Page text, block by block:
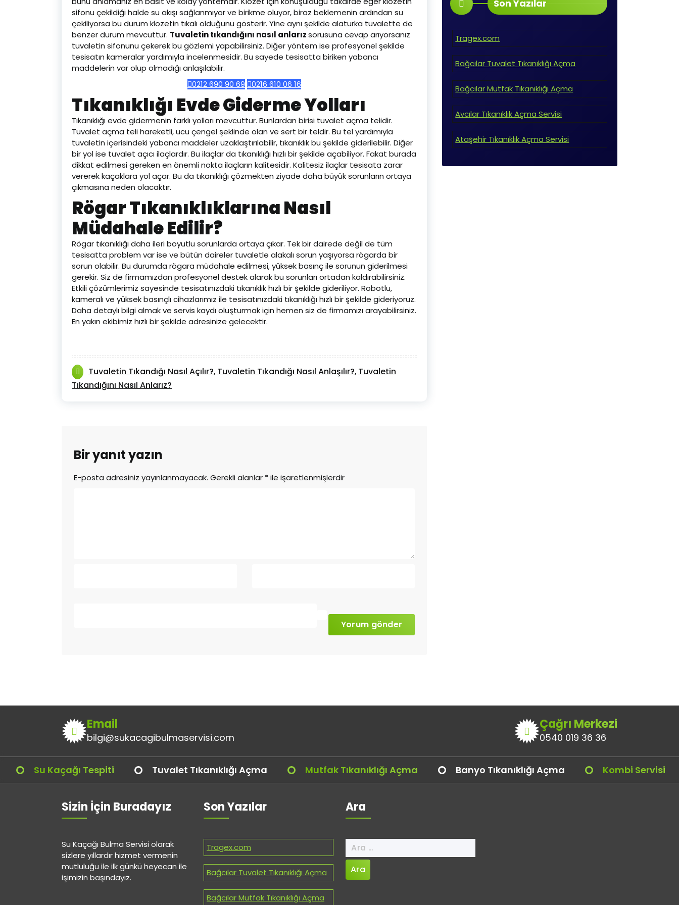
sifonu çekildiği halde su akışı sağlanmıyor ve birikme oluyor, biraz beklemenin ardından su
çekiliyorsa bu durum klozetin tıkalı olduğunu gösterir. Yine aynı şekilde alaturka tuvalette de
benzer durum mevcuttur. Tuvaletin tıkandığını nasıl anlarızsorusuna cevap arıyorsanız
tuvaletin sifonunu çekerek bu gözlemi yapabilirsiniz. Diğer yöntem ise profesyonel şekilde
tesisatın kameralar yardımıyla incelenmesidir. Bu sayede tesisatta biriken yabancı
maddelerin var olup olmadığı anlaşılabilir.
0212 690 90 69
0216 610 06 16
Tıkanıklığı Evde Giderme Yolları
Tıkanıklığı evde gidermenin farklı yolları mevcuttur. Bunlardan birisi tuvalet açma telidir.
Tuvalet açma teli hareketli, ucu çengel şeklinde olan ve sert bir teldir. Bu tel yardımıyla
tuvaletin içerisindeki yabancı maddeler uzaklaştırılabilir, tıkanıklık bu şekilde giderilebilir. Diğer
bir yol ise tuvalet açıcı ilaçlardır. Bu ilaçlar da tıkanıklığı hızlı bir şekilde açabiliyor. Fakat burada
dikkat edilmesi gereken en önemli nokta ilaçların kalitesidir. Kalitesiz ilaçlar tesisata zarar
vererek kaçaklara yol açar. Bu da tıkanıklığı çözmekten ziyade daha büyük sorunların ortaya
çıkmasına neden olacaktır.
Rögar Tıkanıklıklarına Nasıl
Müdahale Edilir?
Rögar tıkanıklığı daha ileri boyutlu sorunlarda ortaya çıkar. Tek bir dairede değil de tüm
tesisatta problem var ise ve bütün daireler tuvaletle alakalı sorun yaşıyorsa rögarda bir
sorun olabilir. Bu durumda rögara müdahale edilmesi, yüksek basınç ile sorunun giderilmesi
gerekir. Siz de firmamızdan profesyonel destek alarak bu sorunları ortadan kaldırabilirsiniz.
Etkili çözümlerimiz sayesinde tesisatınızdaki tıkanıklık hızlı bir şekilde gideriliyor. Robotlu,
kameralı ve yüksek basınçlı cihazlarımız ile tesisatınızdaki tıkanıklığı hızlı bir şekilde gideriyoruz.
Daha detaylı bilgi almak ve servis kaydı oluşturmak için hemen siz de firmamızı arayabilirsiniz.
En yakın ekibimiz hızlı bir şekilde adresinize gelecektir.
Tuvaletin Tıkandığı Nasıl Açılır?, Tuvaletin Tıkandığı Nasıl Anlaşılır?, Tuvaletin
Tıkandığını Nasıl Anlarız?
Bir yanıt yazın
E-posta adresiniz yayınlanmayacak. Gerekli alanlar *ile işaretlenmişlerdir
Son Yazılar
Tragex.com
Bağcılar Tuvalet Tıkanıklığı Açma
Bağcılar Mutfak Tıkanıklığı Açma
Avcılar Tıkanıklık Açma Servisi
Ataşehir Tıkanıklık Açma Servisi
Email
bilgi@sukacagibulmaservisi.com
Çağrı Merkezi
0540 019 36 36
Su Kaçağı Tespiti Tuvalet Tıkanıklığı Açma Mutfak Tıkanıklığı Açma Banyo Tıkanıklığı Açma Kombi Servisi
Sizin İçin Buradayız
Su Kaçağı Bulma Servisi olarak
sizlere yıllardır hizmet vermenin
mutluluğu ile ilk günkü heyecan ile
işimizin başındayız.
Son Yazılar
Tragex.com
Bağcılar Tuvalet Tıkanıklığı Açma
Bağcılar Mutfak Tıkanıklığı Açma
Ara
Arama: